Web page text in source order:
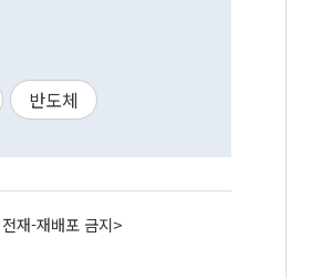
반도체
재-재배포 금지>